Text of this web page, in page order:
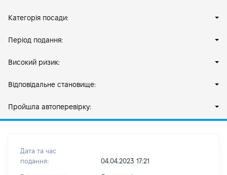
Категорія посади:
Період подання:
Високий ризик:
Відповідальне становище:
Пройшла автоперевірку:
Дата та час
подання:
04.04.2023 17:21